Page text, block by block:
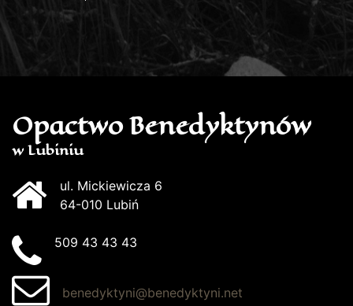
Opactwo Benedyktynów
w Lubiniu
ul. Mickiewicza 6
64-010 Lubiń
509 43 43 43
benedyktyni@benedyktyni.net